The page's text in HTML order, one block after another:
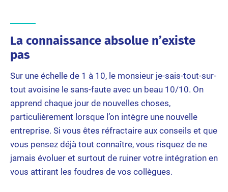
La connaissance absolue n’existe
pas
Sur une échelle de 1 à 10, le monsieur je-sais-tout-sur-
tout avoisine le sans-faute avec un beau 10/10. On
apprend chaque jour de nouvelles choses,
particulièrement lorsque l’on intègre une nouvelle
entreprise. Si vous êtes réfractaire aux conseils et que
vous pensez déjà tout connaître, vous risquez de ne
jamais évoluer et surtout de ruiner votre intégration en
vous attirant les foudres de vos collègues.